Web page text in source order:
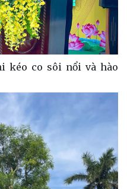
kéo co sôi nổi và hào